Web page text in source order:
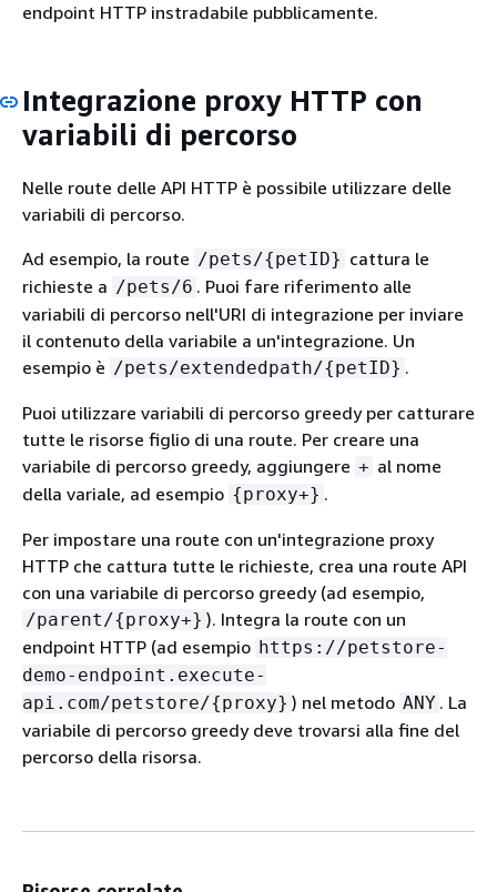
endpoint HTTP instradabile pubblicamente.
Integrazione proxy HTTP con
variabili di percorso
Nelle route delle API HTTP è possibile utilizzare delle
variabili di percorso.
Ad esempio, la route /pets/{petID} cattura le
richieste a /pets/6 . Puoi fare riferimento alle
variabili di percorso nell'URI di integrazione per inviare
il contenuto della variabile a un'integrazione. Un
esempio è /pets/extendedpath/{petID} .
Puoi utilizzare variabili di percorso greedy per catturare
tutte le risorse figlio di una route. Per creare una
variabile di percorso greedy, aggiungere + al nome
della variale, ad esempio {proxy+} .
Per impostare una route con un'integrazione proxy
HTTP che cattura tutte le richieste, crea una route API
con una variabile di percorso greedy (ad esempio,
/parent/{proxy+} ). Integra la route con un
endpoint HTTP (ad esempio https://petstore-
demo-endpoint.execute-
api.com/petstore/{proxy} ) nel metodo ANY . La
variabile di percorso greedy deve trovarsi alla fine del
percorso della risorsa.